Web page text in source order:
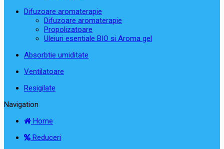
Difuzoare aromaterapie
Difuzoare aromaterapie
Propolizatoare
Uleiuri esentiale BIO si Aroma gel
Absorbtie umiditate
Ventilatoare
Resigilate
Navigation
Home
Reduceri